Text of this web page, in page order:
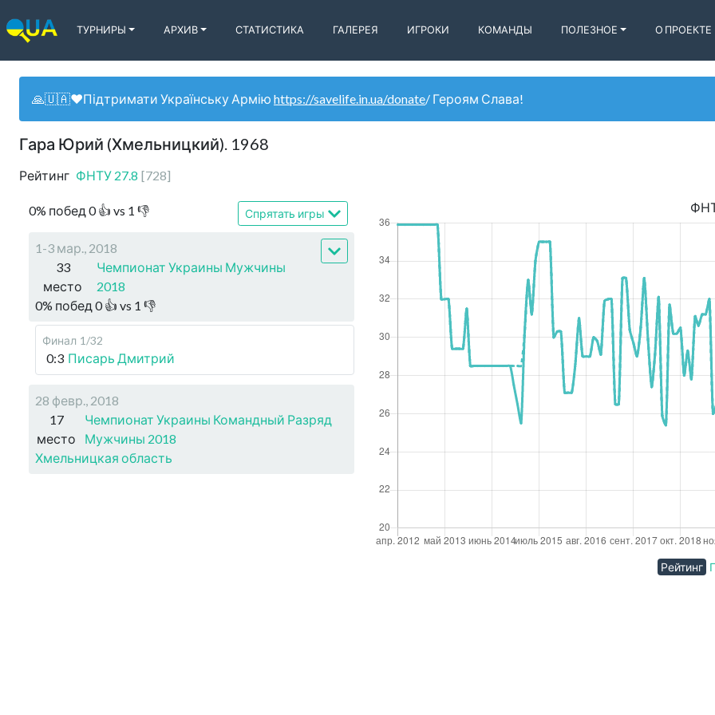
ТУРНИРЫ АРХИВ СТАТИСТИКА ГАЛЕРЕЯ ИГРОКИ КОМАНДЫ ПОЛЕЗНОЕ О ПРОЕКТЕ
🙏🇺🇦❤️Підтримати Українську Армію https://savelife.in.ua/donate/ Героям Слава!
Гара Юрий (Хмельницкий). 1968
Рейтинг ФНТУ 27.8 [728]
0% побед 0👍 vs 1 👎 Спрятать игры
1-3 мар., 2018
33
место
Чемпионат Украины Мужчины
2018
0% побед 0👍 vs 1 👎
Финал 1/32
0:3 Писарь Дмитрий
28 февр., 2018
17
место
Чемпионат Украины Командный Разряд
Мужчины 2018
Хмельницкая область
Рейтинг